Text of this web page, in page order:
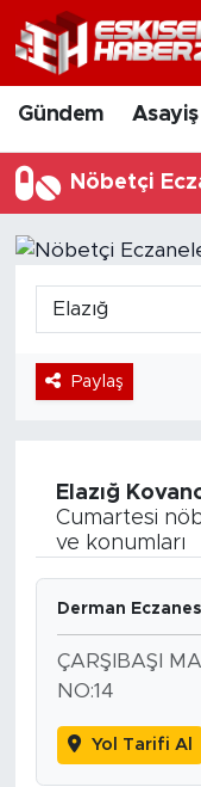
Gündem Asayiş
Nöbetçi
Paylaş
Elazığ
Cumartesi
ve konumları
Derman
ÇARŞIBAŞI
NO:14
Yol Tarifi Al
Gündem
Asayiş
Siyaset
Sağlık
Ekonomi
Sanat
Bölge
Teknoloji
Magazin
Dünya
Nöbetçi
Hava Durumu
Trafik
Tüm
Son Dakika